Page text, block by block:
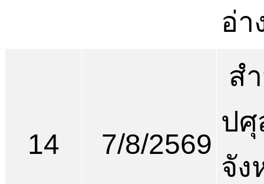
อ่า
14 7/8/2569
ส
ปศุ
จัง